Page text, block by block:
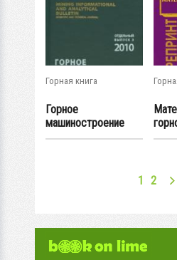
Горная книга
Горное
машиностроение
1 2